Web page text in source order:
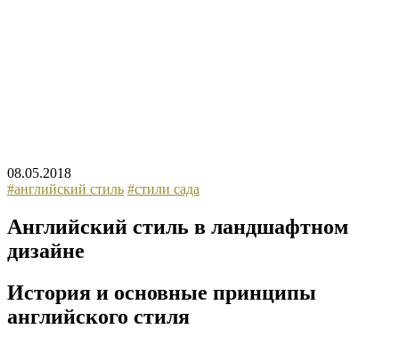
08.05.2018
#английский стиль #стили сада
Английский стиль в ландшафтном
дизайне
История и основные принципы
английского стиля